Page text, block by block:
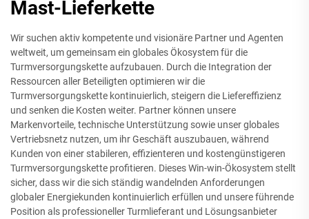
Mast-Lieferkette
Wir suchen aktiv kompetente und visionäre Partner und Agenten
weltweit, um gemeinsam ein globales Ökosystem für die
Turmversorgungskette aufzubauen. Durch die Integration der
Ressourcen aller Beteiligten optimieren wir die
Turmversorgungskette kontinuierlich, steigern die Liefereffizienz
und senken die Kosten weiter. Partner können unsere
Markenvorteile, technische Unterstützung sowie unser globales
Vertriebsnetz nutzen, um ihr Geschäft auszubauen, während
Kunden von einer stabileren, effizienteren und kostengünstigeren
Turmversorgungskette profitieren. Dieses Win-win-Ökosystem stellt
sicher, dass wir die sich ständig wandelnden Anforderungen
globaler Energiekunden kontinuierlich erfüllen und unsere führende
Position als professioneller Turmlieferant und Lösungsanbieter